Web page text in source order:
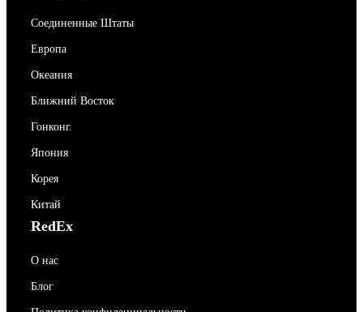
Соединенные Штаты
Европа
Океания
Ближний Восток
Гонконг.
Япония
Корея
Китай
RedEx
О нас
Блог